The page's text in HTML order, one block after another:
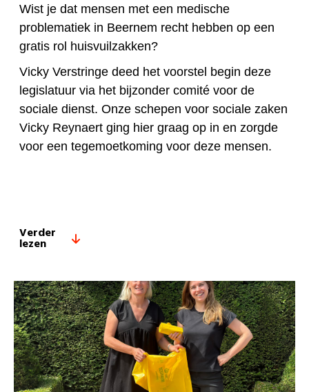
Wist je dat mensen met een medische
problematiek in Beernem recht hebben op een
gratis rol huisvuilzakken?
Vicky Verstringe deed het voorstel begin deze
legislatuur via het bijzonder comité voor de
sociale dienst. Onze schepen voor sociale zaken
Vicky Reynaert ging hier graag op in en zorgde
voor een tegemoetkoming voor deze mensen.
Verder
lezen